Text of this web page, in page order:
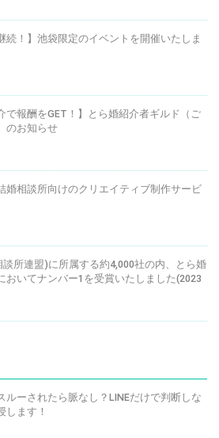
続！】池袋限定のイベントを開催いたしま
で報酬をGET！】とら婚紹介者ギルド（ご
のお知らせ
婚相談所向けのクリエイティブ制作サービ
談所連盟)に所属する約4,000社の内、とら婚
おいてナンバー1を受賞いたしました(2023
ルーされたら脈なし？LINEだけで判断しな
します！